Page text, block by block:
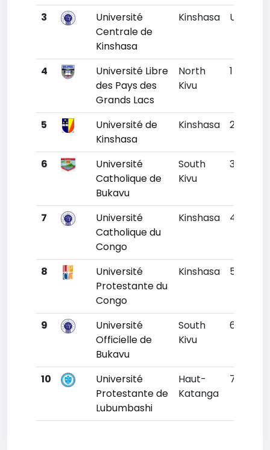
3
Université
Centrale de
Kinshasa
Kinshasa Un
4
Université Libre
des Pays des
Grands Lacs
North
Kivu
1
5
Université de
Kinshasa
Kinshasa 2
6
Université
Catholique de
Bukavu
South
Kivu
3
7
Université
Catholique du
Congo
Kinshasa 4
8
Université
Protestante du
Congo
Kinshasa 5
9
Université
Officielle de
Bukavu
South
Kivu
6
10
Université
Protestante de
Lubumbashi
Haut-
Katanga
7